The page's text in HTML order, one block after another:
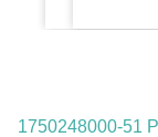
1750248000-51